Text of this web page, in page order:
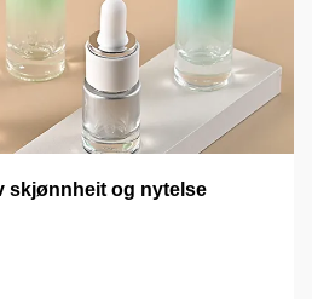
skjønnheit og nytelse